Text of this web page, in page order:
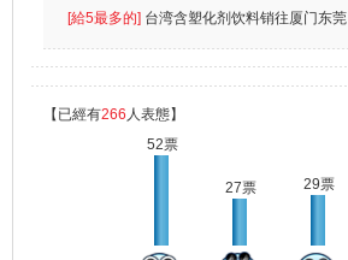
[給5最多的] 台湾含塑化剂饮料销往厦门东
【已經有266 人表態】
52票
27票 29票